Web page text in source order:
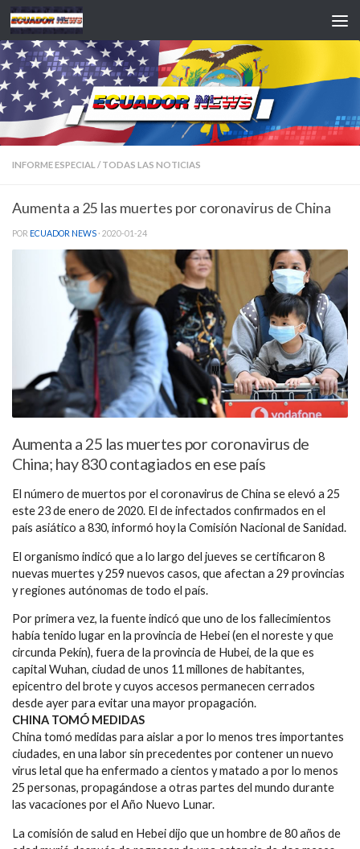
Saltar al contenido
INFORME ESPECIAL / TODAS LAS NOTICIAS
Aumenta a 25 las muertes por coronavirus de China
POR ECUADOR NEWS · 2020-01-24
Aumenta a 25 las muertes por coronavirus de
China; hay 830 contagiados en ese país
El número de muertos por el coronavirus de China se elevó a 25
este 23 de enero de 2020. El de infectados confirmados en el
país asiático a 830, informó hoy la Comisión Nacional de Sanidad.
El organismo indicó que a lo largo del jueves se certificaron 8
nuevas muertes y 259 nuevos casos, que afectan a 29 provincias
y regiones autónomas de todo el país.
Por primera vez, la fuente indicó que uno de los fallecimientos
había tenido lugar en la provincia de Hebei (en el noreste y que
circunda Pekín), fuera de la provincia de Hubei, de la que es
capital Wuhan, ciudad de unos 11 millones de habitantes,
epicentro del brote y cuyos accesos permanecen cerrados
desde ayer para evitar una mayor propagación.
CHINA TOMÓ MEDIDAS
China tomó medidas para aislar a por lo menos tres importantes
ciudades, en una labor sin precedentes por contener un nuevo
virus letal que ha enfermado a cientos y matado a por lo menos
25 personas, propagándose a otras partes del mundo durante
las vacaciones por el Año Nuevo Lunar.
La comisión de salud en Hebei dijo que un hombre de 80 años de